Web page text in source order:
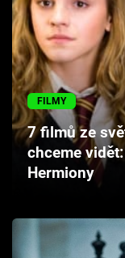
Seriály
Hry
Cool Esport
Pořady
TV Program
Sledujte
FILMY
7 filmů ze
chceme
Hermiony